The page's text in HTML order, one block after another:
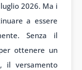
2026. Ma i
a essere
Senza il
ottenere un
il versamento